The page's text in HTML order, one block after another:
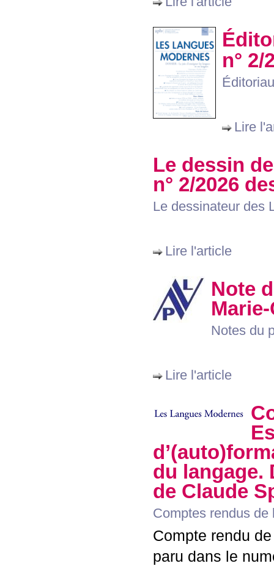
n° 2/
Lire
Le dessin
n° 2/2026
Le dessinateur des
Lire l'article
Note
Notes du
Lire l'article
du langage.
de Claude
Comptes rendus de
Compte rendu
paru dans le